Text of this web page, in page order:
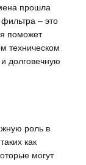
прошла
– это
поможет
техническом
долговечную
роль в
как
могут